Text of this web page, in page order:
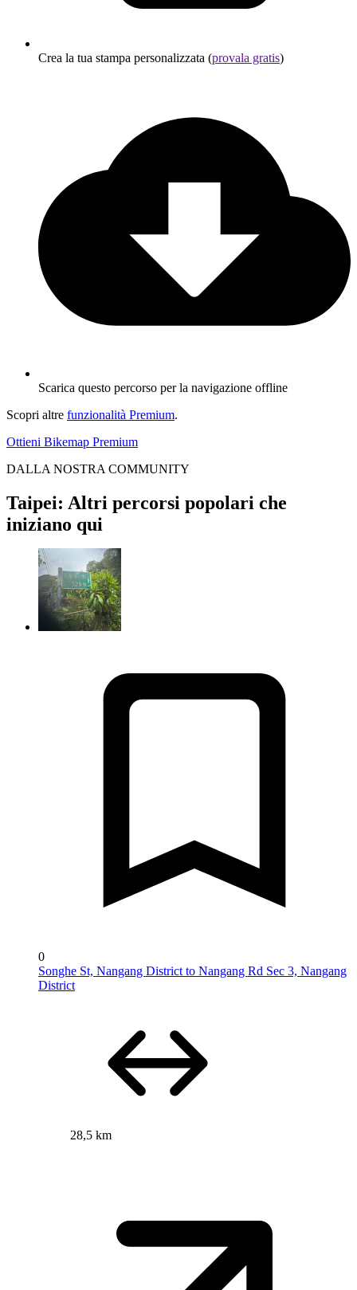
Crea la tua stampa personalizzata (provala gratis)
Scarica questo percorso per la navigazione offline
Scopri altre funzionalità Premium.
Ottieni Bikemap Premium
DALLA NOSTRA COMMUNITY
Taipei: Altri percorsi popolari che
iniziano qui
0
Songhe St, Nangang District to Nangang Rd Sec 3, Nangang
District
28,5 km